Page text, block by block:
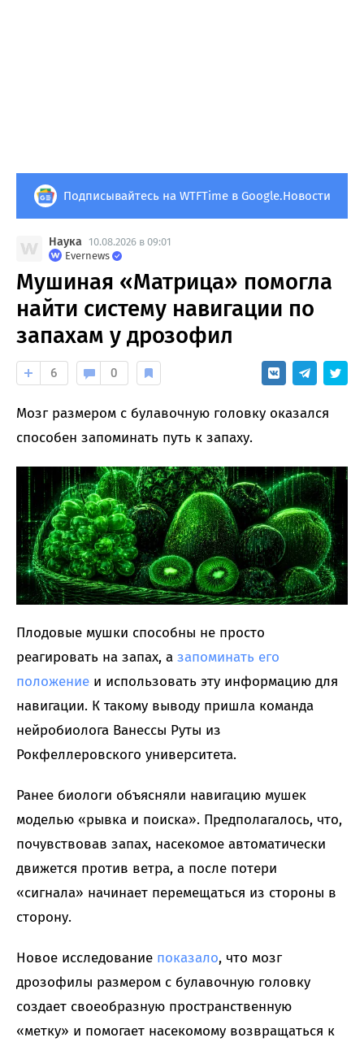
Подписывайтесь на WTFTime в Google.Новости
Наука
10.08.2026 в 09:01
Evernews
Мушиная «Матрица» помогла
найти систему навигации по
запахам у дрозофил
6 0
Мозг размером с булавочную головку оказался
способен запоминать путь к запаху.
Плодовые мушки способны не просто
реагировать на запах, а запоминать его
положение и использовать эту информацию для
навигации. К такому выводу пришла команда
нейробиолога Ванессы Руты из
Рокфеллеровского университета.
Ранее биологи объясняли навигацию мушек
моделью «рывка и поиска». Предполагалось, что,
почувствовав запах, насекомое автоматически
движется против ветра, а после потери
«сигнала» начинает перемещаться из стороны в
сторону.
Новое исследование показало, что мозг
дрозофилы размером с булавочную головку
создает своеобразную пространственную
«метку» и помогает насекомому возвращаться к